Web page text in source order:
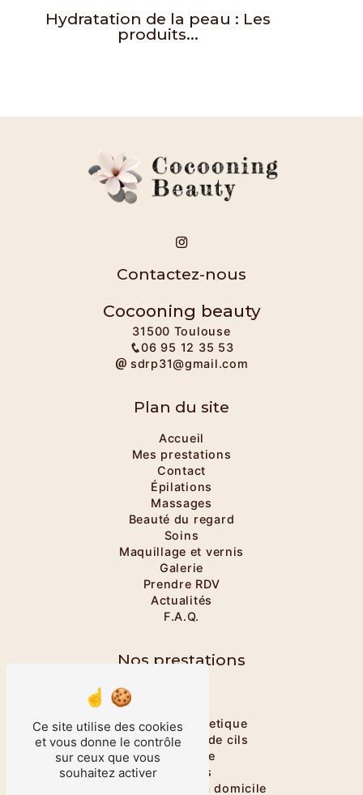
Hydratation de la peau : Les
produits...
Contactez-nous
Cocooning beauty
31500 Toulouse
06 95 12 35 53
sdrp31@gmail.com
Plan du site
Accueil
Mes prestations
Contact
Épilations
Massages
Beauté du regard
Soins
Maquillage et vernis
Galerie
Prendre RDV
Actualités
F.A.Q.
Nos prestations
Massage énergetique
Rehaussement de cils
Maquillage
Épilations
Salon esthétique à domicile
Ce site utilise des cookies
et vous donne le contrôle
sur ceux que vous
souhaitez activer